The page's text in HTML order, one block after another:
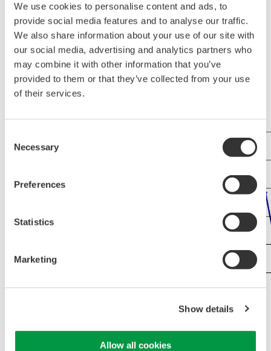
We use cookies to personalise content and ads, to
provide social media features and to analyse our traffic.
We also share information about your use of our site with
our social media, advertising and analytics partners who
may combine it with other information that you’ve
provided to them or that they’ve collected from your use
of their services.
Selection
Necessary
Preferences
Statistics
Marketing
Show details
Allow all cookies
プオン式であるため、狭い場所での測定や既に設置され
ている機器の活線状態での測定が可能です。
クランプオンプローブの特性例
751552 周波数特性例
751552 入出力特性例